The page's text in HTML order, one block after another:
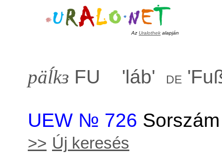
Az Uralothek alapján
päĺkɜ FU 'láb' de '
UEW № 726
>> Új keresés